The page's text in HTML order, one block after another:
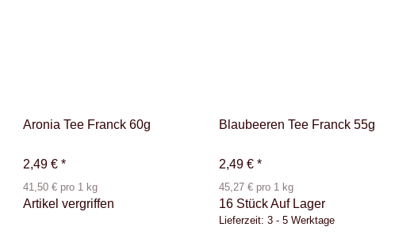
Aronia Tee Franck 60g
2,49 € *
41,50 € pro 1 kg
Artikel vergriffen
Blaubeeren Tee Franck 55g
2,49 € *
45,27 € pro 1 kg
16 Stück Auf Lager
Lieferzeit: 3 - 5 Werktage